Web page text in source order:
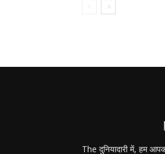
The दुनियादारी में, हम